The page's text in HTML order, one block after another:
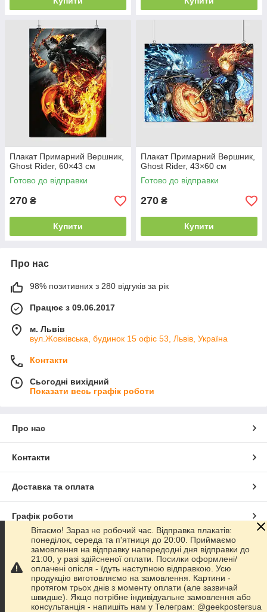
Плакат Примарний Вершник,
Ghost Rider, 60×43 см
Готово до відправки
270 ₴
Купити
Плакат Примарний Вершник,
Ghost Rider, 43×60 см
Готово до відправки
270 ₴
Купити
Про нас
98% позитивних з 280 відгуків за рік
Працює з 09.06.2017
м. Львів
вул.Жовківська, будинок 15 офіс 53, Львів, Україна
Контакти
Сьогодні вихідний
Показати весь графік роботи
Про нас
Контакти
Доставка та оплата
Графік роботи
Повна версія сайту
Сайт створено на маркетплейсіProm.ua
Політика конфіденційності
Вітаємо! Зараз не робочий час. Відправка плакатів:
понеділок, середа та п'ятниця до 20:00. Приймаємо
замовлення на відправку напередодні дня відправки до
21:00, у разі здійсненої оплати. Посилки оформлені/
оплачені опісля - їдуть наступною відправкою. Усю
продукцію виготовляємо на замовлення. Картини -
протягом трьох днів з моменту оплати (але зазвичай
швидше). Якщо потрібне індивідуальне замовлення або
консультанція - напишіть нам у Телеграм: @geekpostersua